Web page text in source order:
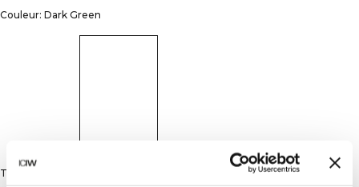
Couleur: Dark Green
Taille